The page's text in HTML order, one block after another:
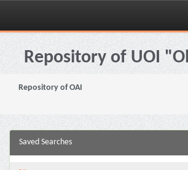
Skip
navigationRepository of UOI
Repository of OAI
Saved Searches